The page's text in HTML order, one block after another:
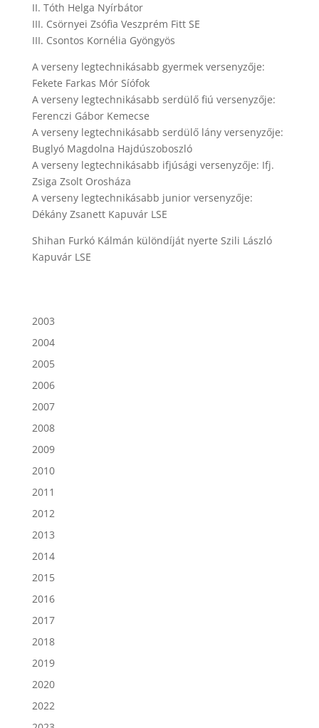
II. Tóth Helga Nyírbátor
III. Csörnyei Zsófia Veszprém Fitt SE
III. Csontos Kornélia Gyöngyös
A verseny legtechnikásabb gyermek versenyzője:
Fekete Farkas Mór Síófok
A verseny legtechnikásabb serdülő fiú versenyzője:
Ferenczi Gábor Kemecse
A verseny legtechnikásabb serdülő lány versenyzője:
Buglyó Magdolna Hajdúszoboszló
A verseny legtechnikásabb ifjúsági versenyzője: Ifj.
Zsiga Zsolt Orosháza
A verseny legtechnikásabb junior versenyzője:
Dékány Zsanett Kapuvár LSE
Shihan Furkó Kálmán különdíját nyerte Szili László
Kapuvár LSE
2003
2004
2005
2006
2007
2008
2009
2010
2011
2012
2013
2014
2015
2016
2017
2018
2019
2020
2022